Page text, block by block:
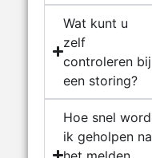
Wat kunt u
zelf
controleren bij
een storing?
Hoe snel word
ik geholpen na